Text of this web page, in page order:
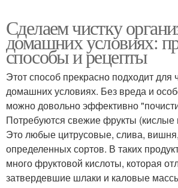
Сделаем чистку
домашних условиях:
способы и рецепты
Этот способ прекрасно подходит для
домашних условиях. Без вреда и
можно довольно эффективно
Потребуются свежие фрукты (кислые
Это любые цитрусовые, слива,
определенных сортов. В таких
много фруктовой кислоты, которая
затвердевшие шлаки и каловые